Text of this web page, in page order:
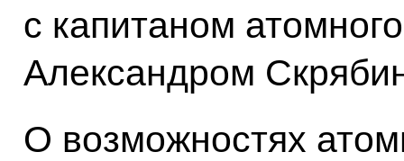
с капитаном
Александром
О возможностях